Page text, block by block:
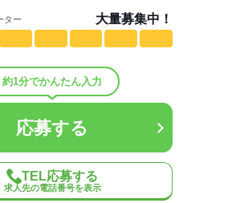
ひとりで
しずか
ルセンター
中／
円
ター 大量募集中！
約1分でかんたん入力
応募する
TEL応募する
求人先の電話番号を表示